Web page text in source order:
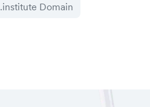
.institute Domain